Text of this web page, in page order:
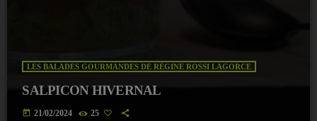
LES BALADES GOURMANDES DE RÉGINE ROSSI LAGORCE
SALPICON HIVERNAL
today 21/02/2024 25